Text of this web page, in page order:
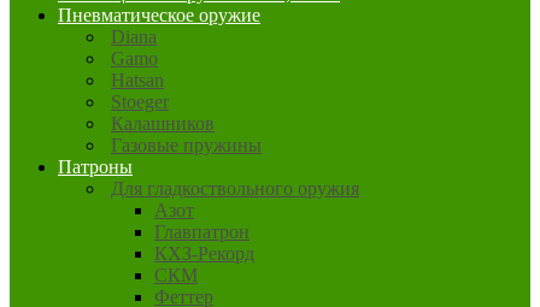
Пневматическое оружие
Diana
Gamo
Hatsan
Stoeger
Калашников
Газовые пружины
Патроны
Для гладкоствольного оружия
Азот
Главпатрон
КХЗ-Рекорд
СКМ
Феттер